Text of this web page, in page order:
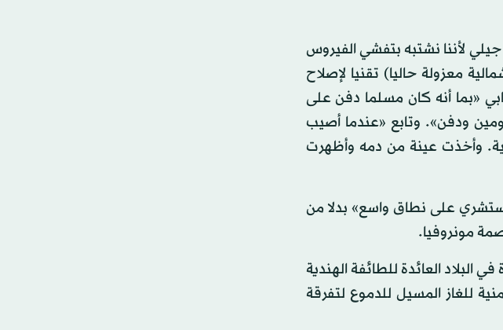
لأننا نشتبه بتفشي الفيروس
معزولة حاليا) تقنيا لإصلاح
«بما أنه كان مسلما دفن على
ودفن». وتابع «عندما أصيب
وأخذت عينة من دمه وأظهرت
على نطاق واسع» بدلا من
مونروفيا.
البلاد العائدة للطائفة الهندية
للغاز المسيل للدموع لتفرقة